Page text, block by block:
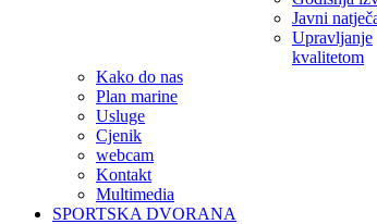
Javni
Upravljanje
kvalitetom
Kako do nas
Plan marine
Usluge
Cjenik
webcam
Kontakt
Multimedia
SPORTSKA DVORANA